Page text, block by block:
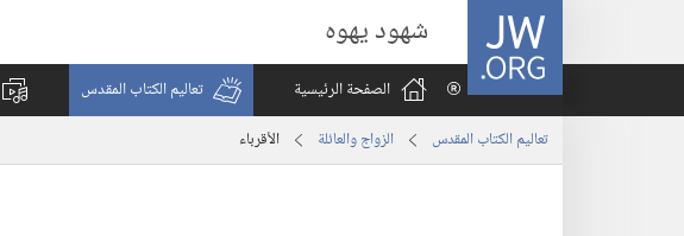
JW.ORG شهود يهوه
الصفحة الرئيسية
تعاليم الكتاب المقدس
تعاليم الكتاب المقدس الزواج والعائلة الأقرباء